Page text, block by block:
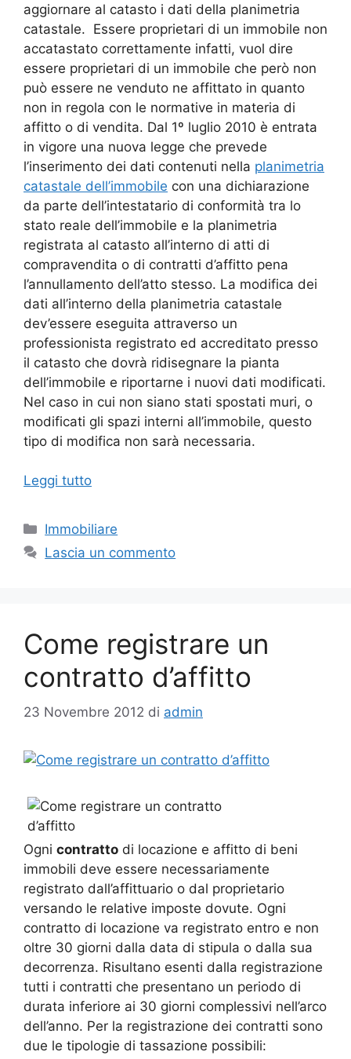
aggiornare al catasto i dati della planimetria
catastale. Essere proprietari di un immobile non
accatastato correttamente infatti, vuol dire
essere proprietari di un immobile che però non
può essere ne venduto ne affittato in quanto
non in regola con le normative in materia di
affitto o di vendita. Dal 1º luglio 2010 è entrata
in vigore una nuova legge che prevede
l’inserimento dei dati contenuti nella planimetria
catastale dell’immobile con una dichiarazione
da parte dell’intestatario di conformità tra lo
stato reale dell’immobile e la planimetria
registrata al catasto all’interno di atti di
compravendita o di contratti d’affitto pena
l’annullamento dell’atto stesso. La modifica dei
dati all’interno della planimetria catastale
dev’essere eseguita attraverso un
professionista registrato ed accreditato presso
il catasto che dovrà ridisegnare la pianta
dell’immobile e riportarne i nuovi dati modificati.
Nel caso in cui non siano stati spostati muri, o
modificati gli spazi interni all’immobile, questo
tipo di modifica non sarà necessaria.
Leggi tutto
Categorie
Immobiliare
Lascia un commento
Come registrare un
contratto d’affitto
23 Novembre 2012 di admin
Ogni contratto di locazione e affitto di beni
immobili deve essere necessariamente
registrato dall’affittuario o dal proprietario
versando le relative imposte dovute. Ogni
contratto di locazione va registrato entro e non
oltre 30 giorni dalla data di stipula o dalla sua
decorrenza. Risultano esenti dalla registrazione
tutti i contratti che presentano un periodo di
durata inferiore ai 30 giorni complessivi nell’arco
dell’anno. Per la registrazione dei contratti sono
due le tipologie di tassazione possibili: